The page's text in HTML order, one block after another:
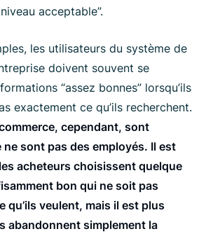
acceptable”.
les utilisateurs du système de
doivent souvent se
“assez bonnes” lorsqu’ils
exactement ce qu’ils recherchent.
cependant, sont
sont pas des employés. Il est
acheteurs choisissent quelque
bon qui ne soit pas
qu’ils veulent, mais il est plus
abandonnent simplement la